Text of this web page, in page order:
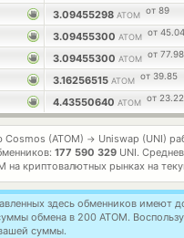
3.09455298 ATOM от 89
3.09455300 ATOM от 45.04
3.09455300 ATOM от 77.98
3.16256515 ATOM от 39.85
4.43550640 ATOM от 23.22
Cosmos (ATOM) → Uniswap (UNI)
177 590 329 UNI.
на криптовалютных рынках на
здесь обменников имеют
обмена в 200 ATOM.
суммы.